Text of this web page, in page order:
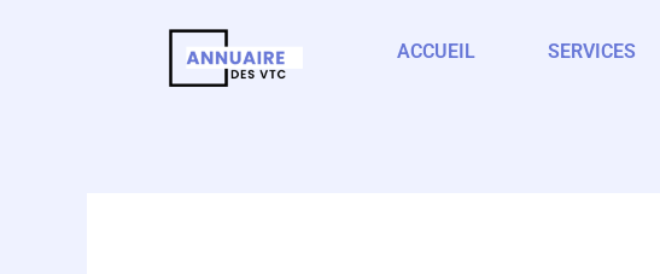
ACCUEIL SERVICES